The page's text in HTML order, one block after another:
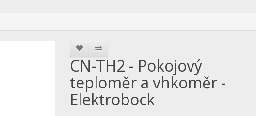
CN-TH2 - Pokojový
teploměr a vhkoměr -
Elektrobock